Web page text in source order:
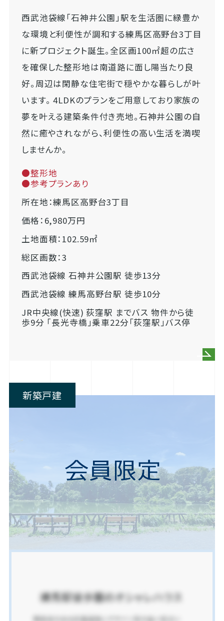
西武池袋線「石神井公園」駅を生活圏に緑豊か
な環境と利便性が調和する練馬区高野台3丁目
に新プロジェクト誕生。全区画100㎡超の広さ
を確保した整形地は南道路に面し陽当たり良
好。周辺は閑静な住宅街で穏やかな暮らしが叶
います。 4LDKのプランをご用意しており家族の
夢を叶える建築条件付き売地。石神井公園の自
然に癒やされながら、利便性の高い生活を満喫
しませんか。
●整形地
●参考プランあり
所在地：練馬区高野台3丁目
価格：6,980万円
土地面積：102.59㎡
総区画数：3
西武池袋線 石神井公園駅 徒歩13分
西武池袋線 練馬高野台駅 徒歩10分
JR中央線(快速) 荻窪駅 までバス 物件から徒
歩9分 「長光寺橋」乗車22分「荻窪駅」バス停
新築戸建